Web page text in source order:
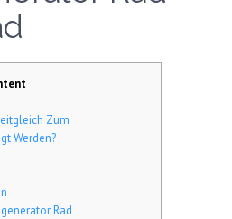
Zum
Werden?
Rad